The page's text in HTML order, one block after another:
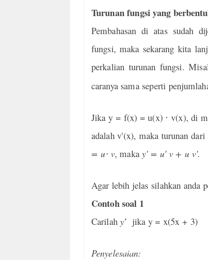
Turunan fungsi yang
Pembahasan di atas sudah
fungsi, maka sekarang kita
perkalian turunan fungsi.
caranya sama seperti
Jika y = f(x) = u(x) ⋅ v(x), di
adalah v'(x), maka turunan
= u⋅v, makay' = u' v + u v'.
Agar lebih jelas silahkan anda
Contoh soal 1
Carilahy′jika y = x(5x + 3)
Penyelesaian: